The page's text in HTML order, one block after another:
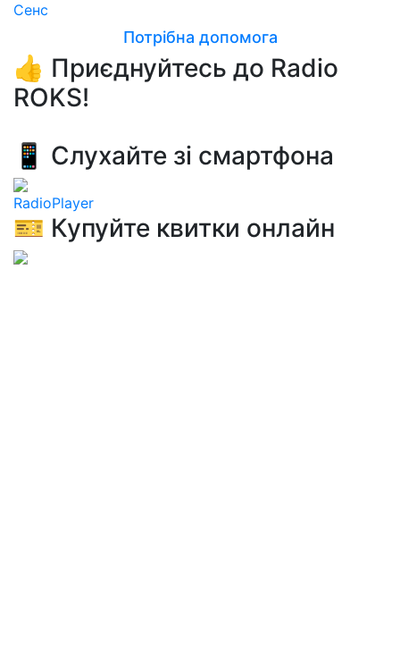
Сенс
Потрібна допомога
👍 Приєднуйтесь до Radio
ROKS!
📱 Слухайте зі смартфона
RadioPlayer
🎫 Купуйте квитки онлайн